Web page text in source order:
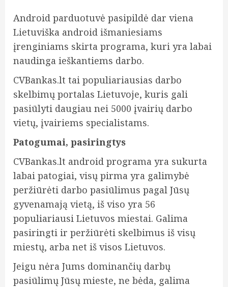
Android parduotuvė pasipildė dar viena
Lietuviška android išmaniesiams
įrenginiams skirta programa, kuri yra labai
naudinga ieškantiems darbo.
CVBankas.lt tai populiariausias darbo
skelbimų portalas Lietuvoje, kuris gali
pasiūlyti daugiau nei 5000 įvairių darbo
vietų, įvairiems specialistams.
Patogumai, pasiringtys
CVBankas.lt android programa yra sukurta
labai patogiai, visų pirma yra galimybė
peržiūrėti darbo pasiūlimus pagal Jūsų
gyvenamają vietą, iš viso yra 56
populiariausi Lietuvos miestai. Galima
pasiringti ir peržiūrėti skelbimus iš visų
miestų, arba net iš visos Lietuvos.
Jeigu nėra Jums dominančių darbų
pasiūlimų Jūsų mieste, ne bėda, galima